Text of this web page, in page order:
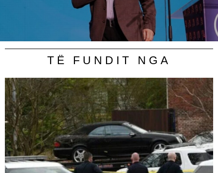
TË FUNDIT NGA